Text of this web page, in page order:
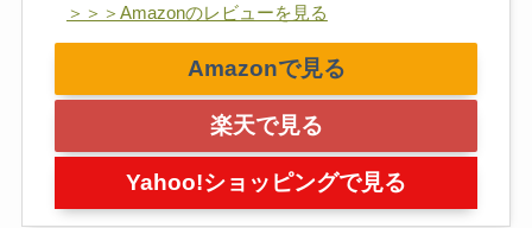
＞＞＞Amazonのレビューを見る
Amazonで見る
楽天で見る
Yahoo!ショッピングで見る